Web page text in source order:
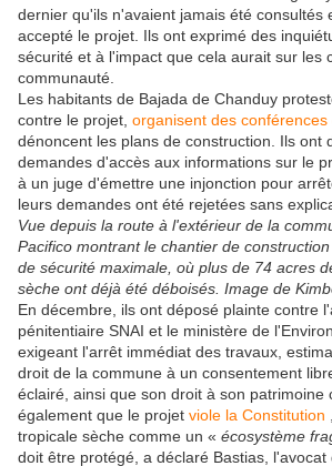
dernier qu'ils n'avaient jamais été consultés
accepté le projet. Ils ont exprimé des
sécurité et à l'impact que cela aurait sur les
communauté.
Les habitants de Bajada de Chanduy
contre le projet, organisent des conférences
dénoncent les plans de construction. Ils ont
demandes d'accès aux informations sur le
à un juge d'émettre une injonction pour
leurs demandes ont été rejetées sans
Vue depuis la route à l'extérieur de la
Pacifico montrant le chantier de
de sécurité maximale, où plus de 74 acres
sèche ont déjà été déboisés. Image de
En décembre, ils ont déposé plainte contre
pénitentiaire SNAI et le ministère de
exigeant l'arrêt immédiat des travaux,
droit de la commune à un consentement
éclairé, ainsi que son droit à son patrimoine
également que le projet viole la Constitution
tropicale sèche comme un « écosystème
doit être protégé, a déclaré Bastias, l'avocat